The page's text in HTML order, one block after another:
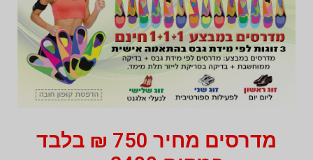
מדרסים מחיר 750 ₪ בלבד